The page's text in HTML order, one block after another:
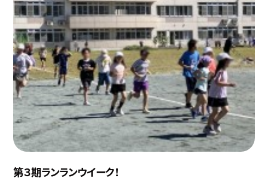
第３期ランランウイーク！